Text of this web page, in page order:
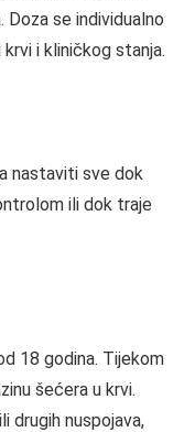
Doza se individualno
i kliničkog stanja.
nastaviti sve dok
ili dok traje
18 godina. Tijekom
šećera u krvi.
drugih nuspojava,